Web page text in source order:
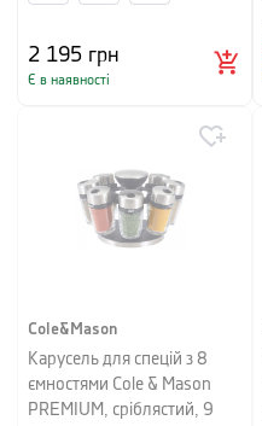
2 195 грн
Є в наявності
Cole&Mason
Карусель для спецій з 8
ємностями Cole & Mason
PREMIUM, сріблястий, 9